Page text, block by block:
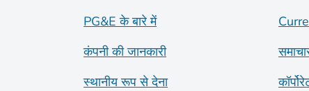
PG&E के बारे में
कंपनी की जानकारी
स्थानीय रूप से देना